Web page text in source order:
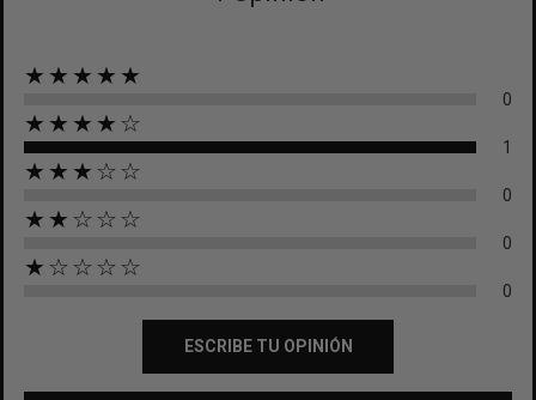
★★★★★
0
★★★★☆
1
★★★☆☆
0
★★☆☆☆
0
★☆☆☆☆
0
ESCRIBE TU OPINIÓN